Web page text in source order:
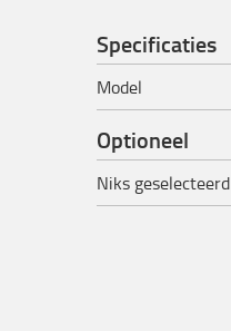
Specificaties
Model
Optioneel
Niks geselecteerd